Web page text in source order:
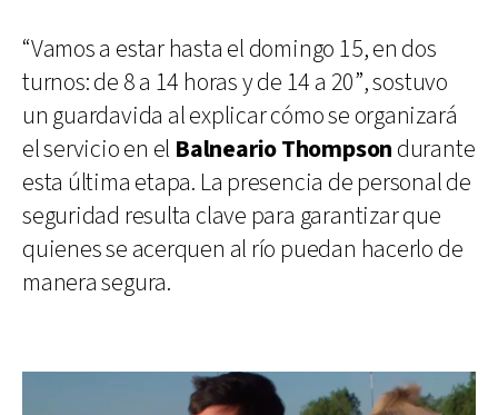
“Vamos a estar hasta el domingo 15, en dos
turnos: de 8 a 14 horas y de 14 a 20”, sostuvo
un guardavida al explicar cómo se organizará
el servicio en el Balneario Thompson durante
esta última etapa. La presencia de personal de
seguridad resulta clave para garantizar que
quienes se acerquen al río puedan hacerlo de
manera segura.